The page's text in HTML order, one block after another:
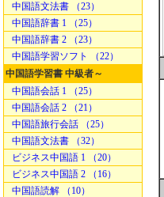
中国語文法書 （23）
中国語辞書 1 （25）
中国語辞書 2 （23）
中国語学習ソフト （22）
中国語学習書 中級者～
中国語会話 1 （25）
中国語会話 2 （21）
中国語旅行会話 （25）
中国語文法書 （32）
ビジネス中国語 1 （20）
ビジネス中国語 2 （16）
中国語読解 （10）